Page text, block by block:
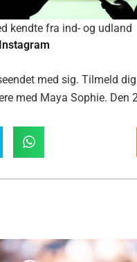
kendte fra ind- og udland
med sig. Tilmeld
med Maya Sophie. Den